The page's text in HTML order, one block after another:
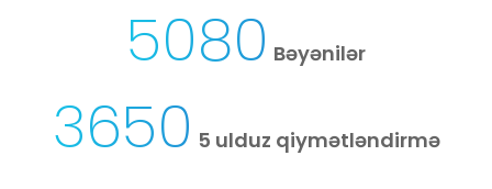
5080 Bəyənilər
3650 5 ulduz qiymətləndirmə